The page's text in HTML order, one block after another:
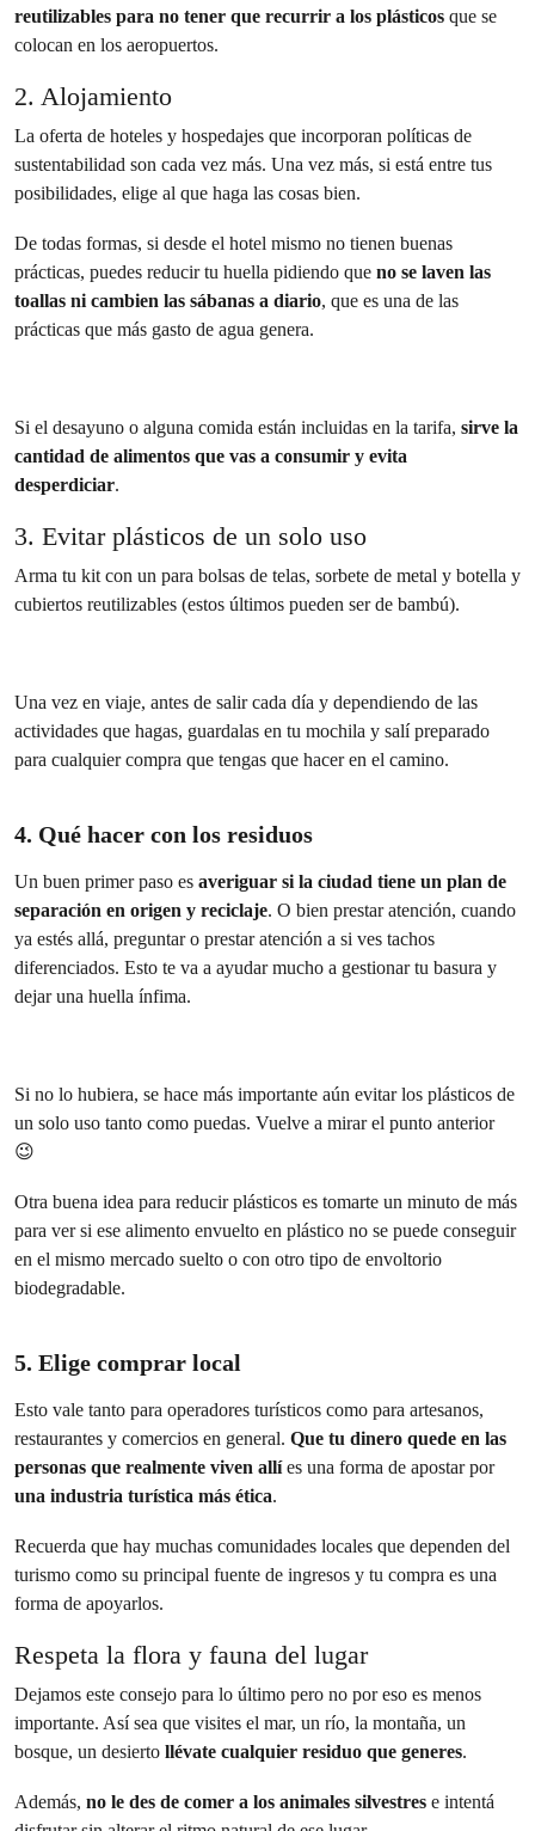
reutilizables para no tener que recurrir a los plásticos que se
colocan en los aeropuertos.
2. Alojamiento
La oferta de hoteles y hospedajes que incorporan políticas de
sustentabilidad son cada vez más. Una vez más, si está entre tus
posibilidades, elige al que haga las cosas bien.
De todas formas, si desde el hotel mismo no tienen buenas
prácticas, puedes reducir tu huella pidiendo que no se laven las
toallas ni cambien las sábanas a diario, que es una de las
prácticas que más gasto de agua genera.
Si el desayuno o alguna comida están incluidas en la tarifa, sirve la
cantidad de alimentos que vas a consumir y evita
desperdiciar.
3. Evitar plásticos de un solo uso
Arma tu kit con un para bolsas de telas, sorbete de metal y botella y
cubiertos reutilizables (estos últimos pueden ser de bambú).
Una vez en viaje, antes de salir cada día y dependiendo de las
actividades que hagas, guardalas en tu mochila y salí preparado
para cualquier compra que tengas que hacer en el camino.
4. Qué hacer con los residuos
Un buen primer paso es averiguar si la ciudad tiene un plan de
separación en origen y reciclaje. O bien prestar atención, cuando
ya estés allá, preguntar o prestar atención a si ves tachos
diferenciados. Esto te va a ayudar mucho a gestionar tu basura y
dejar una huella ínfima.
Si no lo hubiera, se hace más importante aún evitar los plásticos de
un solo uso tanto como puedas. Vuelve a mirar el punto anterior
😉
Otra buena idea para reducir plásticos es tomarte un minuto de más
para ver si ese alimento envuelto en plástico no se puede conseguir
en el mismo mercado suelto o con otro tipo de envoltorio
biodegradable.
5. Elige comprar local
Esto vale tanto para operadores turísticos como para artesanos,
restaurantes y comercios en general. Que tu dinero quede en las
personas que realmente viven allíes una forma de apostar por
una industria turística más ética.
Recuerda que hay muchas comunidades locales que dependen del
turismo como su principal fuente de ingresos y tu compra es una
forma de apoyarlos.
Respeta la flora y fauna del lugar
Dejamos este consejo para lo último pero no por eso es menos
importante. Así sea que visites el mar, un río, la montaña, un
bosque, un desierto llévate cualquier residuo que generes.
Además, no le des de comer a los animales silvestres e intentá